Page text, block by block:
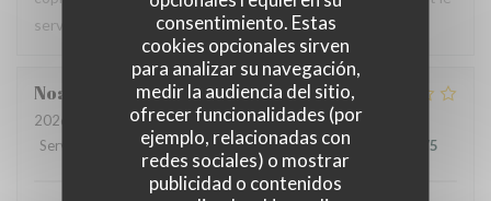
consentimiento. Estas
cookies opcionales sirven
para analizar su navegación,
medir la audiencia del sitio,
ofrecer funcionalidades (por
ejemplo, relacionadas con
redes sociales) o mostrar
publicidad o contenidos
service très agréable.
Noah
2026-07-07
- 19:30 - Invitados 6
Servicio
Ambiente:4 /5 Menú:1/5 Calidad / Precio /5